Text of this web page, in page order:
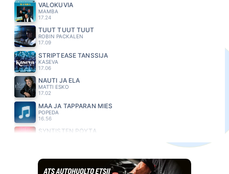
VALOKUVIA
MAMBA
17.24
TUUT TUUT TUUT
ROBIN PACKALEN
17.09
STRIPTEASE TANSSIJA
KASEVA
17.06
NAUTI JA ELÄ
MATTI ESKO
17.02
MÄÄ JA TAPPARAN MIES
POPEDA
16.56
SYNTISTEN PÖYTÄ
EPPU NORMAALI
16.47